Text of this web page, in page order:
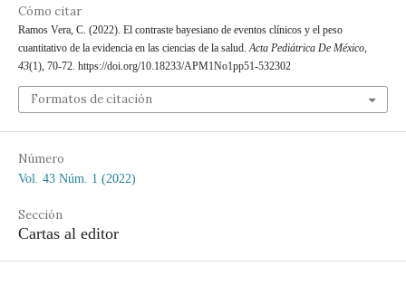
Cómo citar
Ramos Vera, C. (2022). El contraste bayesiano de eventos clínicos y el peso
cuantitativo de la evidencia en las ciencias de la salud.Acta Pediátrica De México,
43(1), 70-72. https://doi.org/10.18233/APM1No1pp51-532302
Formatos de citación
Número
Vol. 43 Núm. 1 (2022)
Sección
Cartas al editor